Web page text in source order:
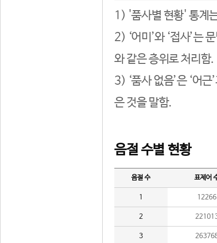
1) '품사별 현황' 통계
2) ‘어미’와 ‘접사’는
와 같은 층위로 처리함.
3) ‘품사 없음’은 ‘어
은 것을 말함.
음절 수별 현황
음절 수 표제어
1 12266
2
3